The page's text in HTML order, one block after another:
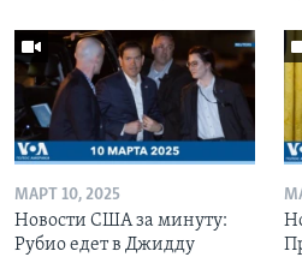
МАРТ 10, 2025
Новости США за минуту:
Рубио едет в Джидду